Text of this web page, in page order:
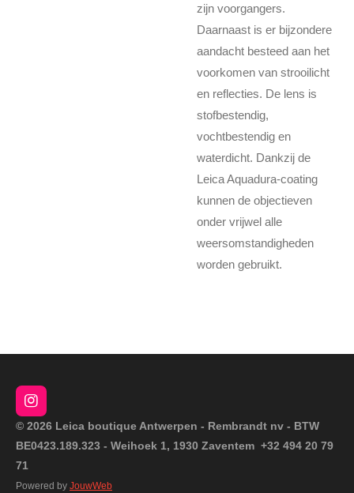
zijn voorgangers.
Daarnaast is er bijzondere
aandacht besteed aan het
voorkomen van strooilicht
en reflecties. De lens is
stofbestendig,
vochtbestendig en
waterdicht. Dankzij de
Leica Aquadura-coating
kunnen de objectieven
onder vrijwel alle
weersomstandigheden
worden gebruikt.
I
n
t
© 2026 Leica boutique Antwerpen - Rembrandt nv - BTW
BE0423.189.323 - Weihoek 1, 1930 Zaventem +32 494 20 79
71
Powered by JouwWeb